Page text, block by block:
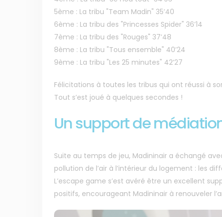
5ème : La tribu "Team Madin" 35’40
6ème : La tribu des "Princesses Spider" 36’14
7ème : La tribu des "Rouges" 37’48
8ème : La tribu "Tous ensemble" 40’24
9ème : La tribu "Les 25 minutes" 42’27
Félicitations à toutes les tribus qui ont réussi à
Tout s’est joué à quelques secondes !
Un support de
Suite au temps de jeu, Madininair a échangé
pollution de l’air à l’intérieur du logement : les
L’escape game s’est avéré être un excellent
positifs, encourageant Madininair à renouveler